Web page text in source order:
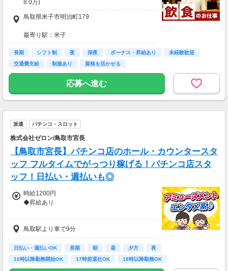
8.0万)
★入社１年目平均月収36.5万可能！
職・残業(60h分)手当＋賞与1万＋入社祝金5万
◇交通費支給：月3万円まで支給
※車通勤OK（ガソリン代支給）
──────
【賞与】
年3回（職階に応じる／規定あり）
・精勤賞与：最大12万円×年3回
・業績連動型実績賞与：最大28万円×年3回
【昇給】
自己申請昇給制度あり（年数回の昇格・昇給も
可能）
【入社祝金制度】
通常：入社祝金60万円（規定あり）
入社祝金60万円＋即握手手当30万円＝合計90
万円を支給
──────
【給与例】
年収426万円／入社1年目
鳥取県米子市明治町179
最寄り駅：米子
【勤務地】
通勤可能な範囲内の店舗にて配属となります。
応募時の店舗とは異なる場合がございますので
面接時等にご確認ください。
長期 シフト制 夜 深夜 ボーナス・昇給あり
未経験歓迎
交通費支給
制服あり 資格を活かせる
応募へ進む
派遣 パチンコ・スロット
株式会社ゼロン/鳥取市宮長
【鳥取市宮長】パチンコ店のホール・カウンタースタ
ッフ フルタイムでがっつり稼げる！パチンコ店スタ
ッフ！日払い・週払いも◎
時給1200円
◆昇給あり
◆支払い方法：月1回
◎給与前払い制度あり！(稼働分)
★日払い・週払いも可能です★
あなたの好きな支払サイクルを教えてください
鳥取駅より車で9分
日払い・週払いOK 長期 朝 昼 夕方
夜
10時以降勤務開始OK
17時前退社OK 18時以降勤務OK